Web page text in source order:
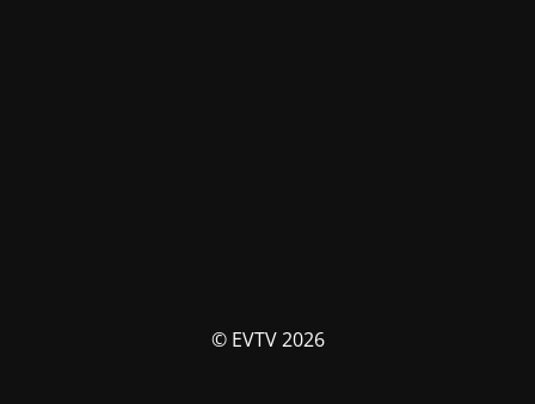
© EVTV 2026